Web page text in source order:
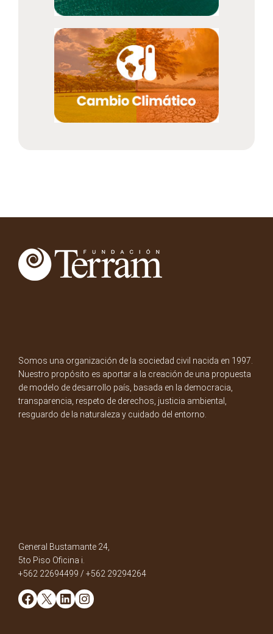
Somos una organización de la sociedad civil nacida en 1997.
Nuestro propósito es aportar a la creación de una propuesta
de modelo de desarrollo país, basada en la democracia,
transparencia, respeto de derechos, justicia ambiental,
resguardo de la naturaleza y cuidado del entorno.
General Bustamante 24,
5to Piso Oficina i.
+562 22694499 / +562 29294264